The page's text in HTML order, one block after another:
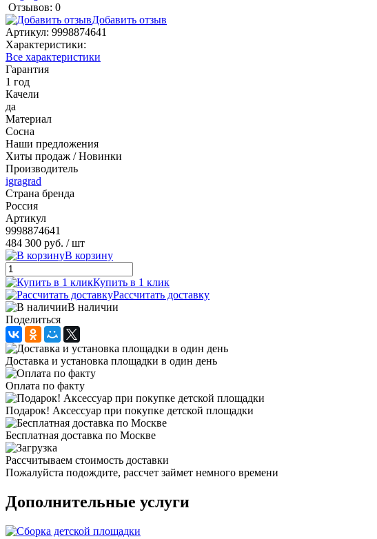
Отзывов: 0
Добавить отзыв
Артикул: 9998874641
Характеристики:
Все характеристики
Гарантия
1 год
Качели
да
Материал
Сосна
Наши предложения
Хиты продаж / Новинки
Производитель
igragrad
Страна бренда
Россия
Артикул
9998874641
484 300 руб. / шт
В корзину
Купить в 1 клик
Рассчитать доставку
В наличии
Поделиться
Доставка и установка площадки в один день
Оплата по факту
Подарок! Аксессуар при покупке детской площадки
Бесплатная доставка по Москве
Рассчитываем стоимость доставки
Пожалуйста подождите, рассчет займет немного времени
Дополнительные услуги